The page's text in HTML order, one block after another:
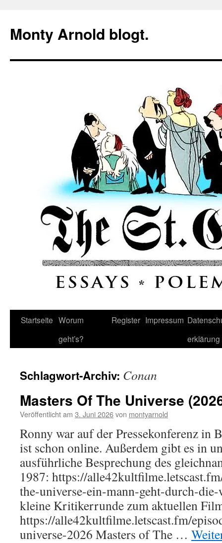
springen
Monty Arnold blogt.
Startseite Worum
geht’s?
Register Impressum
erklärung
Schlagwort-Archiv: Conan
Masters Of The Universe
Veröffentlicht am 3. Juni 2026von montyarnold
Ronny war auf der Pressekonferenz in
ist schon online. Außerdem gibt es in
ausführliche Besprechung des
1987: https://
the-universe-ein-mann-geht-durch-die-
kleine Kritikerrunde zum aktuellen
https://alle42kultfilme.letscast.fm/
universe-2026 Masters of The …